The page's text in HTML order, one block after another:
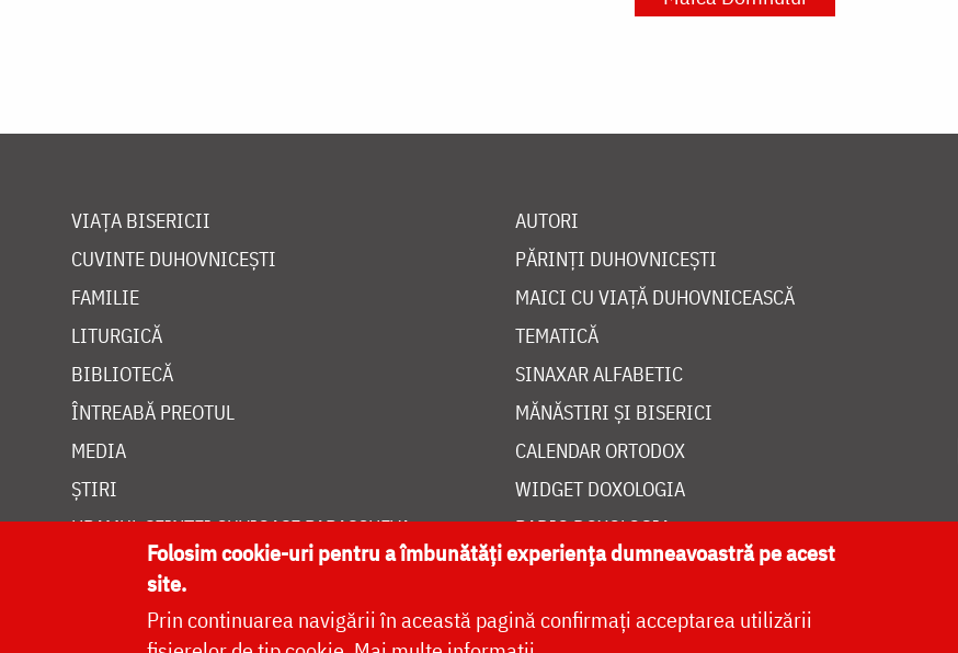
VIAȚA BISERICII
CUVINTE DUHOVNICEȘTI
FAMILIE
LITURGICĂ
BIBLIOTECĂ
ÎNTREABĂ PREOTUL
MEDIA
ȘTIRI
HRAMUL SFINTEI CUVIOASE PARASCHEVA
AUTORI
PĂRINȚI DUHOVNICEȘTI
MAICI CU VIAȚĂ DUHOVNICEASCĂ
TEMATICĂ
SINAXAR ALFABETIC
MĂNĂSTIRI ȘI BISERICI
CALENDAR ORTODOX
WIDGET DOXOLOGIA
RADIO DOXOLOGIA
Folosim cookie-uri pentru a îmbunătăți experiența dumneavoastră pe acest
site.
Prin continuarea navigării în această pagină confirmați acceptarea utilizării